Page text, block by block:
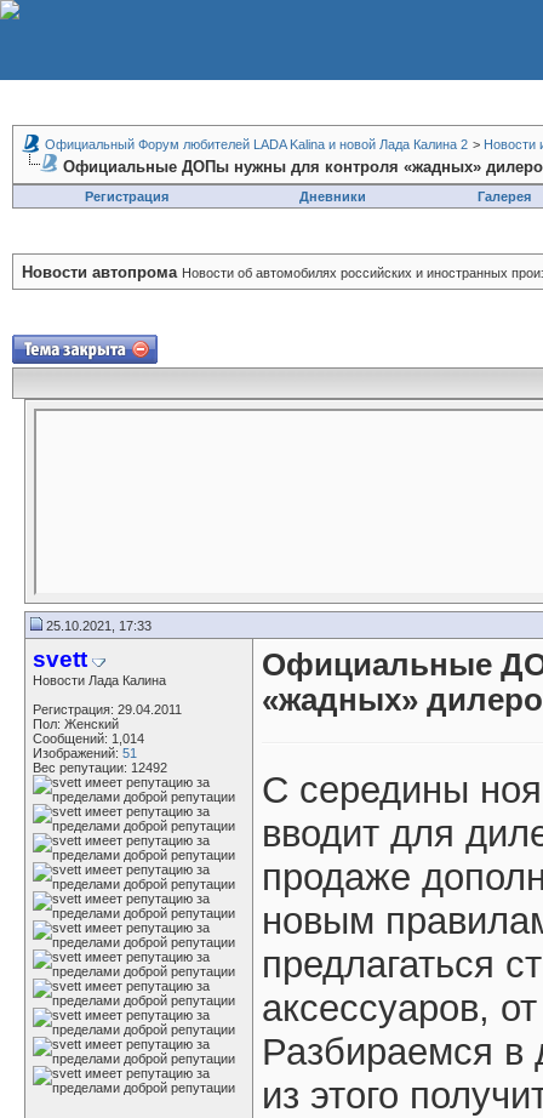
Официальный Форум любителей LADA Kalina и новой Лада Калина 2 > Новости
Официальные ДОПы нужны для контроля «жадных»
Регистрация Дневники Галерея
Новости автопрома Новости об автомобилях российских и иностранных
25.10.2021, 17:33
svett
Новости Лада Калина
Регистрация: 29.04.2011
Пол: Женский
Сообщений: 1,014
Изображений: 51
Вес репутации: 12492
Официальные
«жадных»
С середины
вводит для
продаже
новым
предлагаться
аксессуаров,
Разбираемся в
из этого